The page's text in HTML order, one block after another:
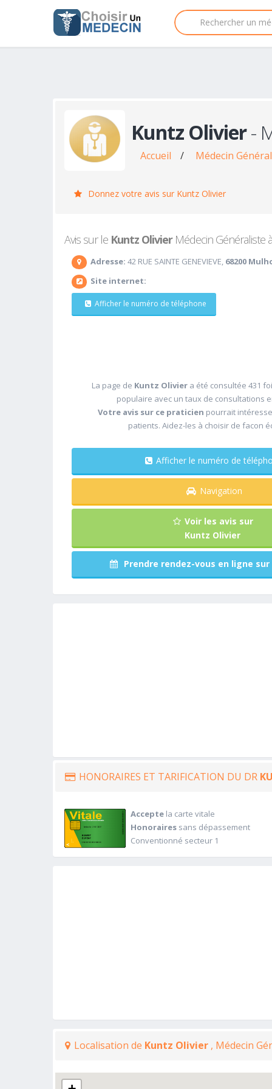
Kuntz Olivier-
Accueil / Médecin
Donnez votre avis sur Kuntz Olivier
Avis sur le Kuntz OlivierMédecin Généraliste
Adresse: 42 RUE SAINTE GENEVIEVE, 68200
Site internet:
Afficher le numéro de téléphone
La page de Kuntz Olivier a été consultée 431
populaire avec un taux de consultations
Votre avis sur ce praticien pourrait
patients. Aidez-les à choisir de facon
Afficher le numéro de
Navigation
Voir les avis sur
Kuntz Olivier
Prendre rendez-vous en ligne
HONORAIRES ET TARIFICATION DU DR
Acceptela carte vitale
Honorairessans dépassement
Conventionné secteur 1
Localisation de Kuntz Olivier , Médecin